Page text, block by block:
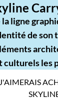
ligne
de son
culturels les
J'AIMERAIS